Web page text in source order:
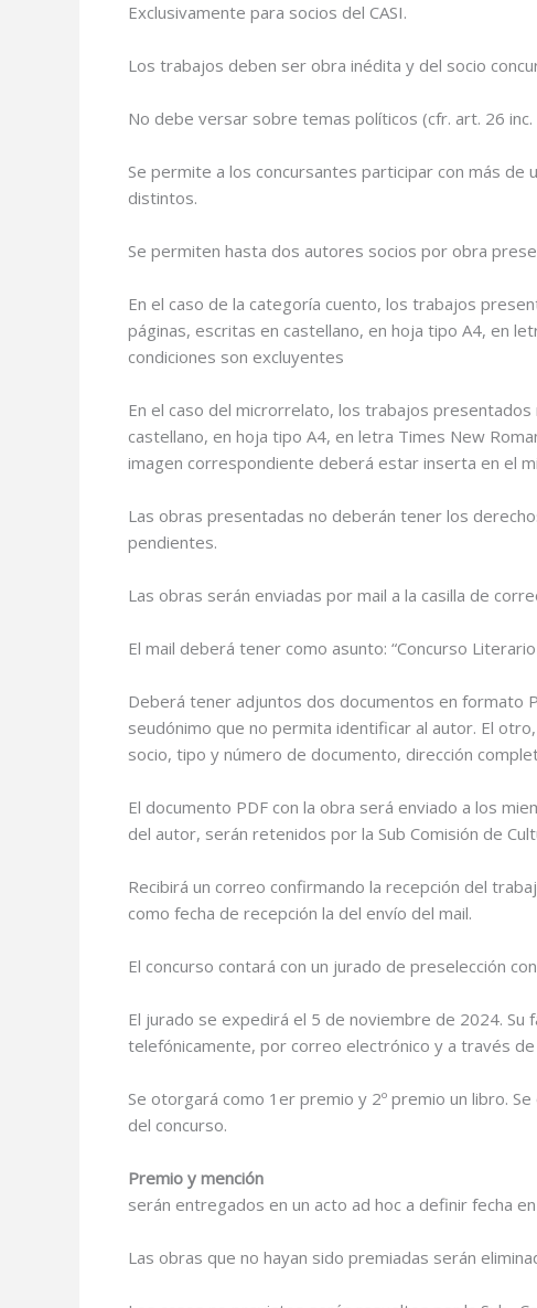
Exclusivamente para socios del CASI.
Los trabajos deben ser obra inédita y del socio
No debe versar sobre temas políticos (cfr. art. 26 inc.
Se permite a los concursantes participar con más
distintos.
Se permiten hasta dos autores socios por obra
En el caso de la categoría cuento, los trabajos
páginas, escritas en castellano, en hoja tipo A4, en
condiciones son excluyentes
En el caso del microrrelato, los trabajos
castellano, en hoja tipo A4, en letra Times New
imagen correspondiente deberá estar inserta en el
Las obras presentadas no deberán tener los
pendientes.
Las obras serán enviadas por mail a la casilla de
El mail deberá tener como asunto: “Concurso
Deberá tener adjuntos dos documentos en formato
seudónimo que no permita identificar al autor. El
socio, tipo y número de documento, dirección
El documento PDF con la obra será enviado a los
del autor, serán retenidos por la Sub Comisión de
Recibirá un correo confirmando la recepción del
como fecha de recepción la del envío del mail.
El concurso contará con un jurado de preselección
El jurado se expedirá el 5 de noviembre de 2024. Su
telefónicamente, por correo electrónico y a través de
Se otorgará como 1er premio y 2º premio un libro.
del concurso.
Premio y mención
serán entregados en un acto ad hoc a definir fecha
Las obras que no hayan sido premiadas serán